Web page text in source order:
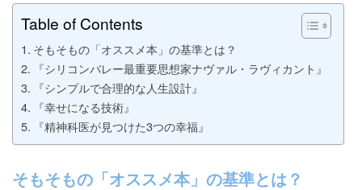
Table of Contents
そもそもの「オススメ本」の基準とは？
『シリコンバレー最重要思想家ナヴァル・ラヴィカント』
『シンプルで合理的な人生設計』
『幸せになる技術』
『精神科医が見つけた3つの幸福』
そもそもの「オススメ本」の基準とは？